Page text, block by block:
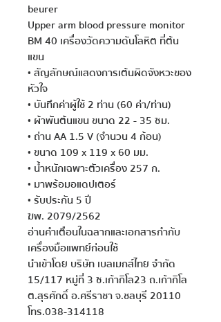
beurer
Upper arm blood pressure monitor
BM 40 เครื่องวัดความดันโลหิต ที่ต้น
แขน
• สัญลักษณ์แสดงการเต้นผิดจังหวะของ
หัวใจ
• บันทึกค่าผู้ใช้ 2 ท่าน (60 ค่า/ท่าน)
• ผ้าพันต้นแขน ขนาด 22 - 35 ซม.
• ถ่าน AA 1.5 V (จำนวน 4 ก้อน)
• ขนาด 109 x 119 x 60 มม.
• น้ำหนักเฉพาะตัวเครื่อง 257 ก.
• มาพร้อมอแดปเตอร์
• รับประกัน 5 ปี
ฆพ. 2079/2562
อ่านคำเตือนในฉลากและเอกสารกำกับ
เครื่องมือแพทย์ก่อนใช้
นำเข้าโดย บริษัท เบลเมกส์ไทย จำกัด
15/117 หมู่ที่ 3 ซ.เก้ากิโล23 ถ.เก้ากิโล
ต.สุรศักดิ์ อ.ศรีราชา จ.ชลบุรี 20110
โทร.038-314118